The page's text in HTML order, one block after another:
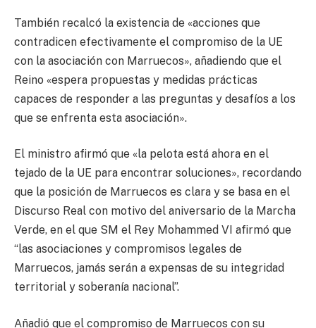
También recalcó la existencia de «acciones que
contradicen efectivamente el compromiso de la UE
con la asociación con Marruecos», añadiendo que el
Reino «espera propuestas y medidas prácticas
capaces de responder a las preguntas y desafíos a los
que se enfrenta esta asociación».
El ministro afirmó que «la pelota está ahora en el
tejado de la UE para encontrar soluciones», recordando
que la posición de Marruecos es clara y se basa en el
Discurso Real con motivo del aniversario de la Marcha
Verde, en el que SM el Rey Mohammed VI afirmó que
“las asociaciones y compromisos legales de
Marruecos, jamás serán a expensas de su integridad
territorial y soberanía nacional”.
Añadió que el compromiso de Marruecos con su